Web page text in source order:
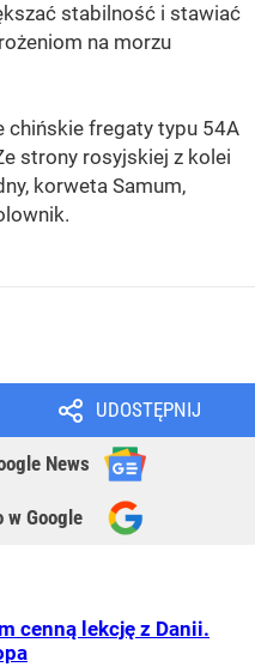
stabilność i stawiać
na morzu
chińskie fregaty typu 54A
strony rosyjskiej z kolei
korweta Samum,
UDOSTĘPNIJ
News
w Google
cenną lekcję z Danii.